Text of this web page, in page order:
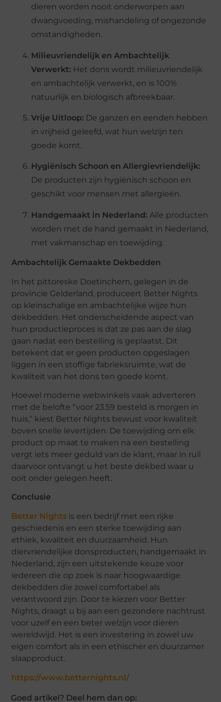
dieren worden nooit onderworpen aan
dwangvoeding, mishandeling of ongezonde
omstandigheden.
Milieuvriendelijk en Ambachtelijk
Verwerkt: Het dons wordt milieuvriendelijk
en ambachtelijk verwerkt, en is 100%
natuurlijk en biologisch afbreekbaar.
Vrije Uitloop: De ganzen en eenden hebben
in vrijheid geleefd, wat hun welzijn ten
goede komt.
Hygiënisch Schoon en Allergievriendelijk:
De producten zijn hygiënisch schoon en
geschikt voor mensen met allergieën.
Handgemaakt in Nederland: Alle producten
worden met de hand gemaakt in Nederland,
met vakmanschap en toewijding.
Ambachtelijk Gemaakte Dekbedden
In het pittoreske Doetinchem, gelegen in de
provincie Gelderland, produceert Better Nights
op kleinschalige en ambachtelijke wijze hun
dekbedden. Het onderscheidende aspect van
hun productieproces is dat ze pas aan de slag
gaan nadat een bestelling is geplaatst. Dit
betekent dat er geen producten opgeslagen
liggen in een stoffige fabrieksruimte, wat de
kwaliteit van het dons ten goede komt.
Hoewel moderne webwinkels vaak adverteren
met de belofte “voor 23.59 besteld is morgen in
huis,” kiest Better Nights bewust voor kwaliteit
boven snelle levertijden. De toewijding om elk
product op maat te maken na een bestelling
vergt iets meer geduld van de klant, maar in ruil
daarvoor ontvangt u het beste dekbed waar u
ooit onder gelegen heeft.
Conclusie
Better Nights is een bedrijf met een rijke
geschiedenis en een sterke toewijding aan
ethiek, kwaliteit en duurzaamheid. Hun
diervriendelijke donsproducten, handgemaakt in
Nederland, zijn een uitstekende keuze voor
iedereen die op zoek is naar hoogwaardige
dekbedden die zowel comfortabel als
verantwoord zijn. Door te kiezen voor Better
Nights, draagt u bij aan een gezondere nachtrust
voor uzelf en een beter welzijn voor dieren
wereldwijd. Het is een investering in zowel uw
eigen comfort als in een ethischer en duurzamer
slaapproduct.
https://www.betternights.nl/
Goed artikel? Deel hem dan op: